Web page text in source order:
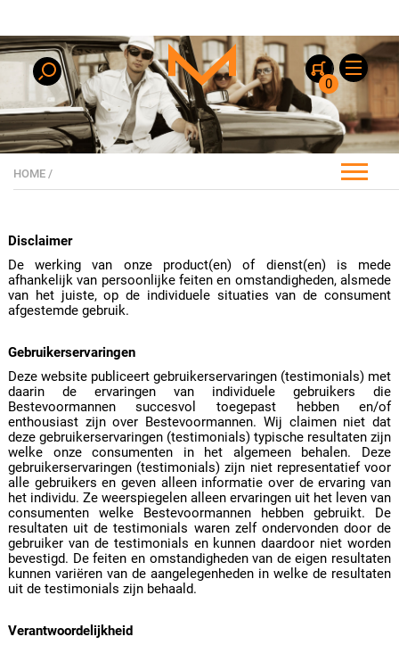
0
HOME /
Disclaimer
De werking van onze product(en) of dienst(en) is mede
afhankelijk van persoonlijke feiten en omstandigheden, alsmede
van het juiste, op de individuele situaties van de consument
afgestemde gebruik.
Gebruikerservaringen
Deze website publiceert gebruikerservaringen (testimonials) met
daarin de ervaringen van individuele gebruikers die
Bestevoormannen succesvol toegepast hebben en/of
enthousiast zijn over Bestevoormannen. Wij claimen niet dat
deze gebruikerservaringen (testimonials) typische resultaten zijn
welke onze consumenten in het algemeen behalen. Deze
gebruikerservaringen (testimonials) zijn niet representatief voor
alle gebruikers en geven alleen informatie over de ervaring van
het individu. Ze weerspiegelen alleen ervaringen uit het leven van
consumenten welke Bestevoormannen hebben gebruikt. De
resultaten uit de testimonials waren zelf ondervonden door de
gebruiker van de testimonials en kunnen daardoor niet worden
bevestigd. De feiten en omstandigheden van de eigen resultaten
kunnen variëren van de aangelegenheden in welke de resultaten
uit de testimonials zijn behaald.
Verantwoordelijkheid